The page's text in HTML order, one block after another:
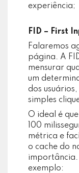
experiência;
FID – First
Falaremos
página. A
mensurar
um
dos
simples
O ideal é
100
métrica e
o cache do
exemplo: